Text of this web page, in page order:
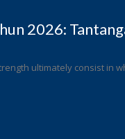
2026:
ultimately consist in